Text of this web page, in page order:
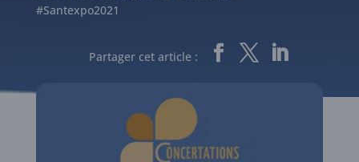
#Santexpo2021
Partager cet article :